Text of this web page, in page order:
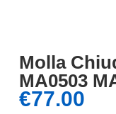
Molla
MA0503
€77.00